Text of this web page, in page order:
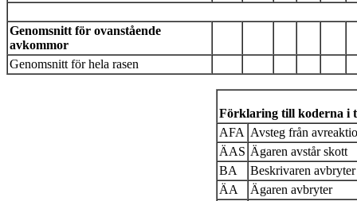
Genomsnitt för ovanstående
avkommor
Genomsnitt för hela rasen
Förklaring till koderna i
AFA Avsteg från
ÄAS Ägaren avstår skott
BA
Beskrivaren avbryter
ÄA
Ägaren avbryter